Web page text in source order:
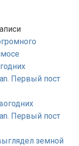
Первый пост
Первый пост
земной